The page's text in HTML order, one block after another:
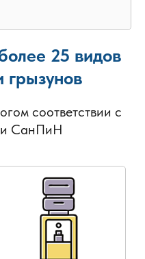
25 видов
грызунов
соответствии с
СанПиН